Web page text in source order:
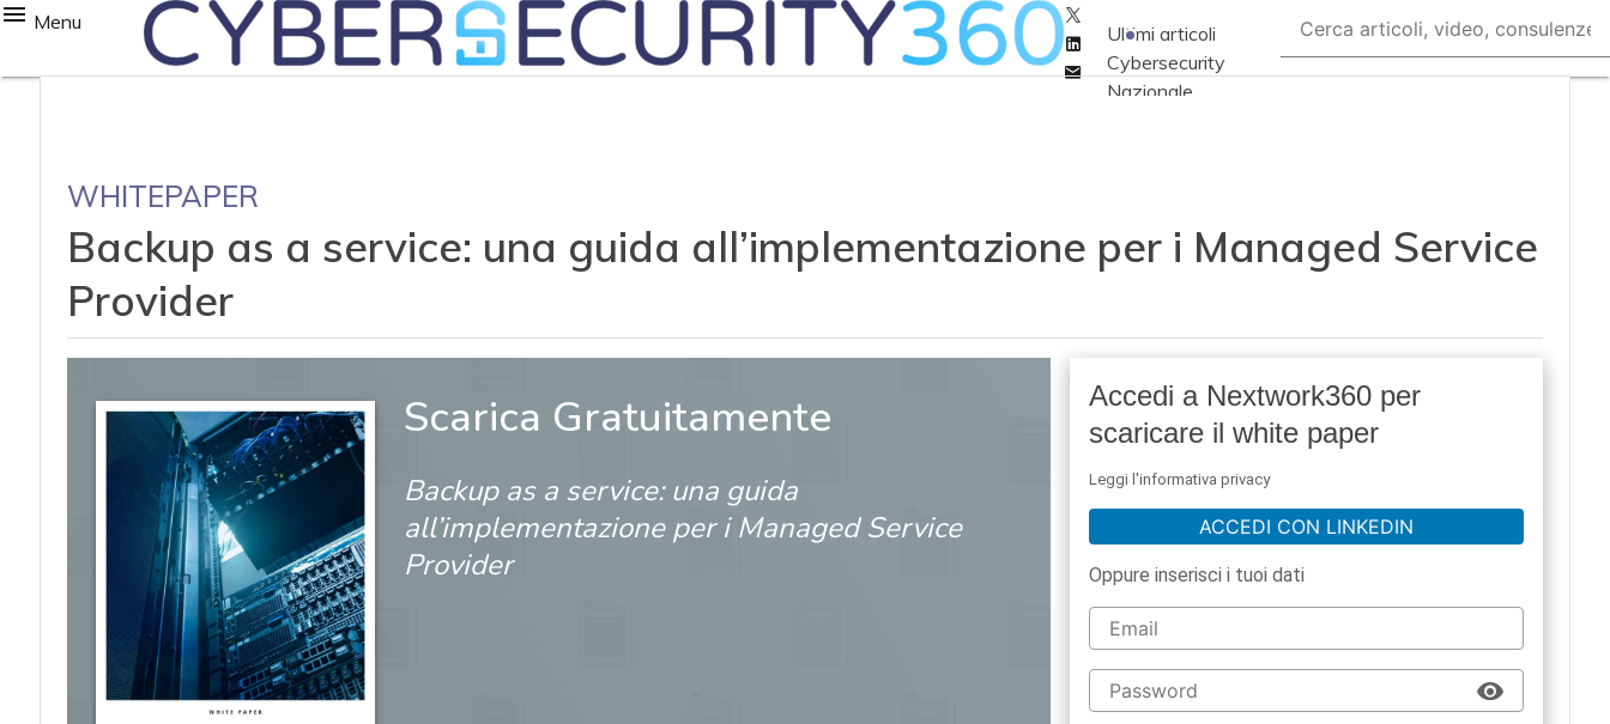
Menu
Linkedin
Email
Ultimi articoli
Cybersecurity
Nazionale
Soluzioni aziendali
Corsi cybersecurity
Chi siamo
WHITEPAPER
Backup as a service: una guida all’implementazione per i Managed Service
Provider
Scarica Gratuitamente
Backup as a service: una guida
all’implementazione per i Managed Service
Provider
Accedi a Nextwork360 per
scaricare il white paper
Leggi l'informativa privacy
ACCEDI CON LINKEDIN
Oppure inserisci i tuoi dati